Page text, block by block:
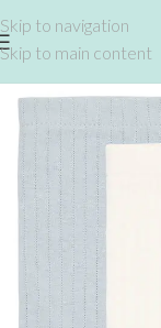
Skip to navigation
Skip to main content